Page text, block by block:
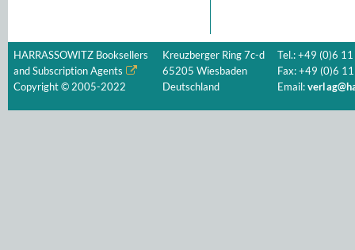
HARRASSOWITZ Booksellers
and Subscription Agents
Copyright © 2005-2022
Kreuzberger Ring 7c-d
65205 Wiesbaden
Deutschland
Tel.: +49 (0)6
Fax: +49 (0)6
Email: